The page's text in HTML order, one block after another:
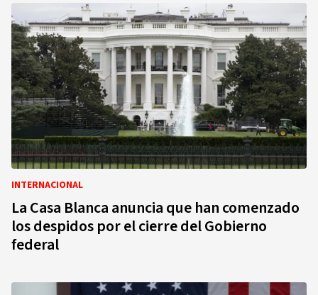
INTERNACIONAL
La Casa Blanca anuncia que han comenzado
los despidos por el cierre del Gobierno
federal